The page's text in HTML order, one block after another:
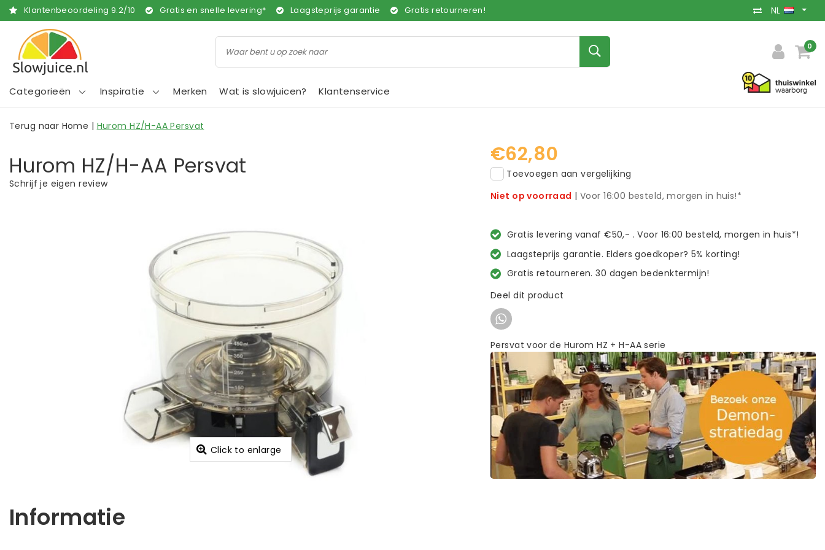
Klantenbeoordeling 9.2/10 Gratis en snelle levering* Laagsteprijs garantie Gratis retourneren! NL
0
Categorieën Inspiratie Merken Wat is slowjuicen? Klantenservice
Terug naar Home | Hurom HZ/H-AA Persvat
Hurom HZ/H-AA Persvat
Schrijf je eigen review
Click to enlarge
€62,80
Toevoegen aan vergelijking
Niet op voorraad | Voor 16:00 besteld, morgen in huis!*
Gratis levering vanaf €50,- . Voor 16:00 besteld, morgen in huis*!
Laagsteprijs garantie. Elders goedkoper? 5% korting!
Gratis retourneren. 30 dagen bedenktermijn!
Deel dit product
Persvat voor de Hurom HZ + H-AA serie
Informatie